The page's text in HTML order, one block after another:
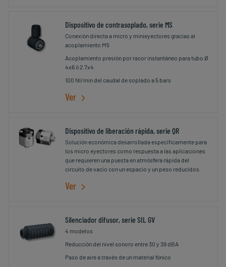
Dispositivo de contrasoplado, serie MS
Conexión directa a micro y minieyectores gracias al
acoplamiento M5
Acoplamiento presión por racor instantáneo para tubo Ø
4x6 ó 2.7x4
100 Nl/min del caudal de soplado a 5 bars
Ver
Dispositivo de liberación rápida, serie QR
Solución económica desarrollada específicamente para
los micro eyectores como respuesta a las aplicaciones
que requieren una puesta en atmósfera rápida del
circuito de vacío con un espacio y un peso reducidos.
Ver
Silenciador difusor, serie SIL GV
4 modelos
Reducción del nivel sonoro entre 30 y 39 dBA
Paso de aire a través de un material fónico